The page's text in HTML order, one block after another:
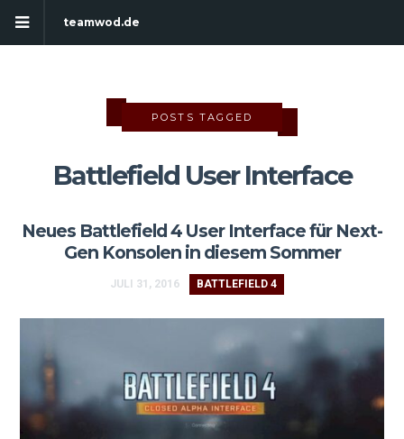
teamwod.de
POSTS TAGGED
Battlefield User Interface
Neues Battlefield 4 User Interface für Next-
Gen Konsolen in diesem Sommer
JULI 31, 2016 BATTLEFIELD 4